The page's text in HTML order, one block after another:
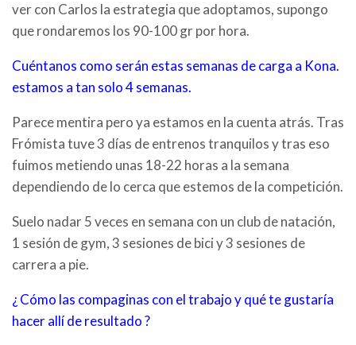
ver con Carlos la estrategia que adoptamos, supongo
que rondaremos los 90-100 gr por hora.
Cuéntanos como serán estas semanas de carga a Kona.
estamos a tan solo 4 semanas.
Parece mentira pero ya estamos en la cuenta atrás. Tras
Frómista tuve 3 días de entrenos tranquilos y tras eso
fuimos metiendo unas 18-22 horas a la semana
dependiendo de lo cerca que estemos de la competición.
Suelo nadar 5 veces en semana con un club de natación,
1 sesión de gym, 3 sesiones de bici y 3 sesiones de
carrera a pie.
¿ Cómo las compaginas con el trabajo y qué te gustaría
hacer allí de resultado ?